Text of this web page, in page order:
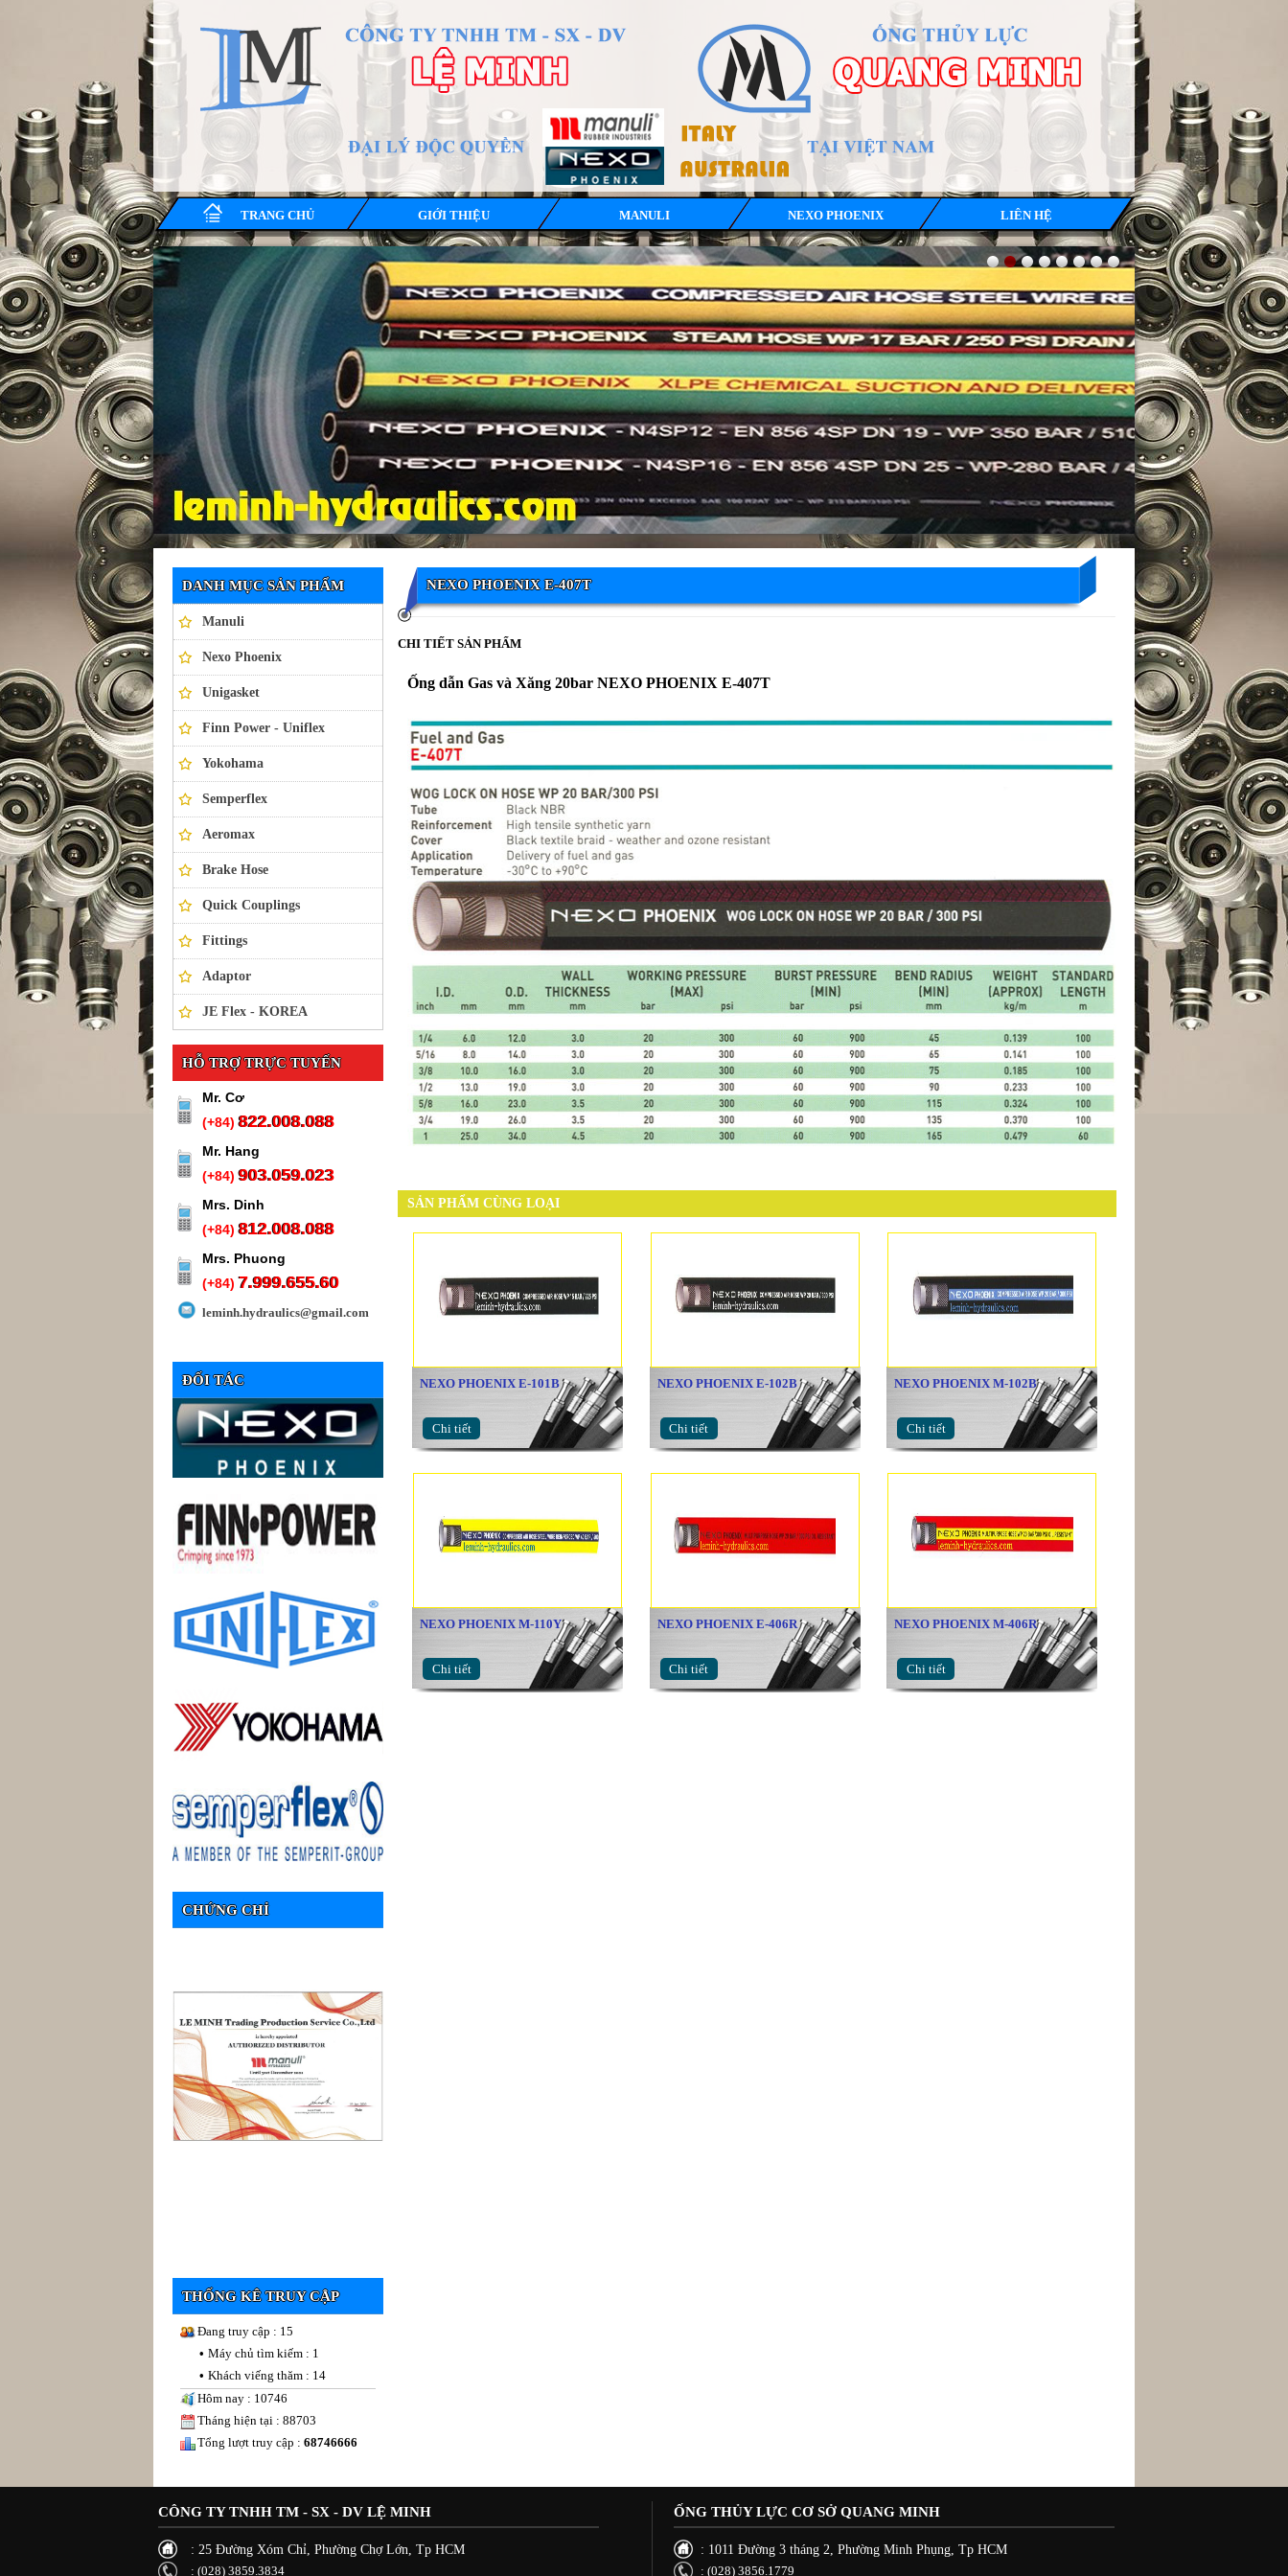
TRANG CHỦ GIỚI THIỆU MANULI NEXO PHOENIX LIÊN HỆ
Ống thủy lực NEXO PHOENIX
DANH MỤC SẢN PHẨM
Manuli
Nexo Phoenix
Unigasket
Finn Power - Uniflex
Yokohama
Semperflex
Aeromax
Brake Hose
Quick Couplings
Fittings
Adaptor
JE Flex - KOREA
HỖ TRỢ TRỰC TUYẾN
Mr. Cơ
(+84)822.008.088
Mr. Hang
(+84)903.059.023
Mrs. Dinh
(+84)812.008.088
Mrs. Phuong
(+84)7.999.655.60
leminh.hydraulics@gmail.com
ĐỐI TÁC
CHỨNG CHỈ
THỐNG KÊ TRUY CẬP
Đang truy cập : 15
• Máy chủ tìm kiếm : 1
• Khách viếng thăm : 14
Hôm nay : 10746
Tháng hiện tại : 88703
Tổng lượt truy cập : 68746666
NEXO PHOENIX E-407T
CHI TIẾT SẢN PHẨM
Ống dẫn Gas và Xăng 20bar NEXO PHOENIX E-407T
SẢN PHẨM CÙNG LOẠI
NEXO PHOENIX E-101B
Chi tiết
NEXO PHOENIX E-102B
Chi tiết
NEXO PHOENIX M-102B
Chi tiết
NEXO PHOENIX M-110Y
Chi tiết
NEXO PHOENIX E-406R
Chi tiết
NEXO PHOENIX M-406R
Chi tiết
CÔNG TY TNHH TM - SX - DV LỆ MINH
: 25 Đường Xóm Chỉ, Phường Chợ Lớn, Tp HCM
: (028) 3859.3834
ỐNG THỦY LỰC CƠ SỞ QUANG MINH
: 1011 Đường 3 tháng 2, Phường Minh Phụng, Tp HCM
: (028) 3856.1779